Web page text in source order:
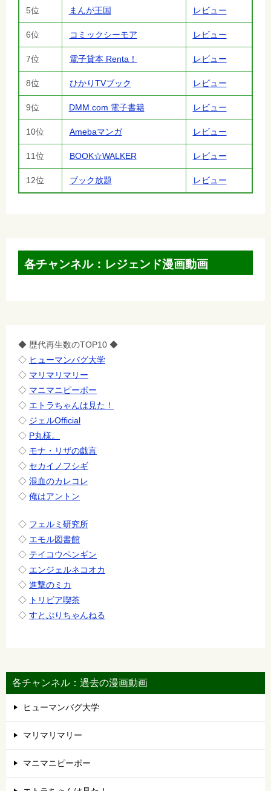
5位 まんが王国 レビュー
6位 コミックシーモア レビュー
7位 電子貸本 Renta！ レビュー
8位 ひかりTVブック レビュー
9位 DMM.com 電子書籍 レビュー
10位 Amebaマンガ レビュー
11位 BOOK☆WALKER レビュー
12位 ブック放題 レビュー
各チャンネル：レジェンド漫画動画
◆ 歴代再生数のTOP10 ◆
◇ ヒューマンバグ大学
◇ マリマリマリー
◇ マニマニピーポー
◇ エトラちゃんは見た！
◇ ジェルOfficial
◇ P丸様。
◇ モナ・リザの戯言
◇ セカイノフシギ
◇ 混血のカレコレ
◇ 俺はアントン
◇ フェルミ研究所
◇ エモル図書館
◇ テイコウペンギン
◇ エンジェルネコオカ
◇ 進撃のミカ
◇ トリビア喫茶
◇ すとぷりちゃんねる
各チャンネル：過去の漫画動画
ヒューマンバグ大学
マリマリマリー
マニマニピーポー